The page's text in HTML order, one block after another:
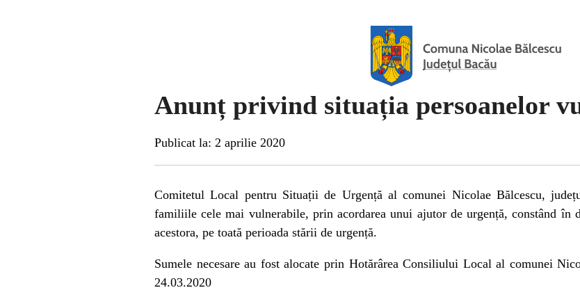
Anunț privind situația persoanelor
Publicat la: 2 aprilie 2020
Comitetul Local pentru Situații de Urgență al comunei Nicolae Bălcescu,
familiile cele mai vulnerabile, prin acordarea unui ajutor de urgență, constând în
acestora, pe toată perioada stării de urgență.
Sumele necesare au fost alocate prin Hotărârea Consiliului Local al comunei
24.03.2020